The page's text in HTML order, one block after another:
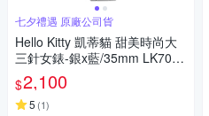
七夕禮遇 原廠公司貨
Hello Kitty 凱蒂貓 甜美時尚大
三針女錶-銀x藍/35mm LK703L
WNA 七夕寵愛季 送禮推薦
$2,100
5 (1)